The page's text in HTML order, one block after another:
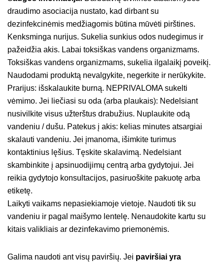
draudimo asociacija nustato, kad dirbant su
dezinfekcinėmis medžiagomis būtina mūvėti pirštines.
Kenksminga nurijus. Sukelia sunkius odos nudegimus ir
pažeidžia akis. Labai toksiškas vandens organizmams.
Toksiškas vandens organizmams, sukelia ilgalaikį poveikį.
Naudodami produktą nevalgykite, negerkite ir nerūkykite.
Prarijus: išskalaukite burną. NEPRIVALOMA sukelti
vėmimo. Jei liečiasi su oda (arba plaukais): Nedelsiant
nusivilkite visus užterštus drabužius. Nuplaukite odą
vandeniu / dušu. Patekus į akis: kelias minutes atsargiai
skalauti vandeniu. Jei įmanoma, išimkite turimus
kontaktinius lęšius. Tęskite skalavimą. Nedelsiant
skambinkite į apsinuodijimų centrą arba gydytojui. Jei
reikia gydytojo konsultacijos, pasiruoškite pakuotę arba
etiketę.
Laikyti vaikams nepasiekiamoje vietoje. Naudoti tik su
vandeniu ir pagal maišymo lentelę. Nenaudokite kartu su
kitais valikliais ar dezinfekavimo priemonėmis.
Galima naudoti ant visų paviršių. Jei paviršiai yra